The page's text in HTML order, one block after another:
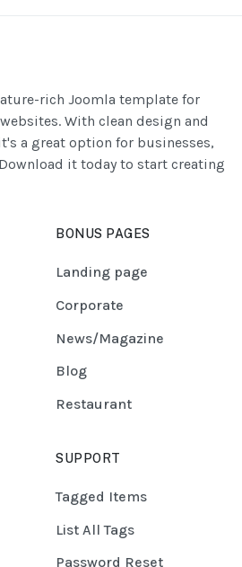
rich Joomla template for
With clean design and
a great option for businesses,
it today to start creating
BONUS PAGES
Landing page
Corporate
News/Magazine
Blog
Restaurant
SUPPORT
Tagged Items
List All Tags
Password Reset